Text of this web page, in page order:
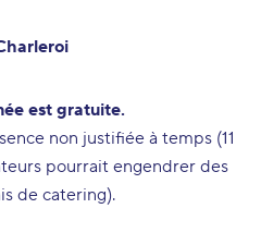
est gratuite.
non justifiée à temps (11
pourrait engendrer des
de catering).